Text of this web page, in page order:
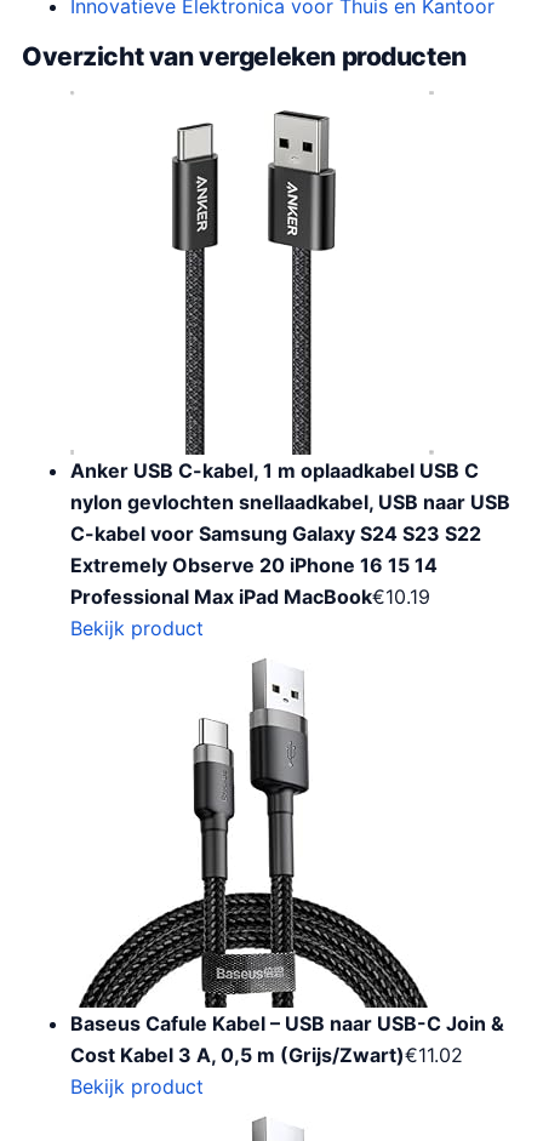
Innovatieve Elektronica voor Thuis en Kantoor
Overzicht van vergeleken producten
Anker USB C-kabel, 1 m oplaadkabel USB C
nylon gevlochten snellaadkabel, USB naar USB
C-kabel voor Samsung Galaxy S24 S23 S22
Extremely Observe 20 iPhone 16 15 14
Professional Max iPad MacBook€10.19
Bekijk product
Baseus Cafule Kabel – USB naar USB-C Join &
Cost Kabel 3 A, 0,5 m (Grijs/Zwart)€11.02
Bekijk product